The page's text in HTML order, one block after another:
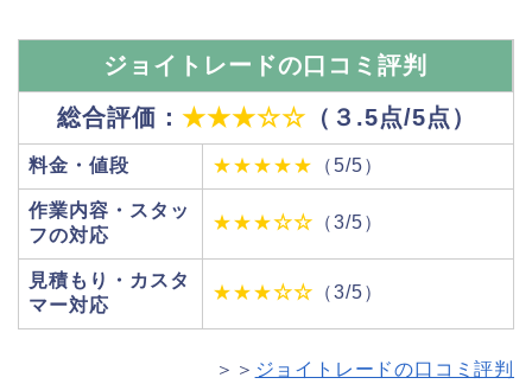
ジョイトレードの口コミ評判
総合評価： ★★★☆☆ （３.5点/5点）
料金・値段 ★★★★★ （5/5）
作業内容・スタッ
フの対応
★★★☆☆ （3/5）
見積もり・カスタ
マー対応
★★★☆☆ （3/5）
＞＞ ジョイトレードの口コミ評判